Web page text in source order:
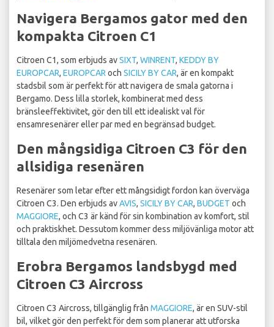
Navigera Bergamos gator med den
kompakta Citroen C1
Citroen C1, som erbjuds avSIXT, WINRENT, KEDDY BY
EUROPCAR, EUROPCAR och SICILY BY CAR, är en kompakt
stadsbil som är perfekt för att navigera de smala gatorna i
Bergamo. Dess lilla storlek, kombinerat med dess
bränsleeffektivitet, gör den till ett idealiskt val för
ensamresenärer eller par med en begränsad budget.
Den mångsidiga Citroen C3 för den
allsidiga resenären
Resenärer som letar efter ett mångsidigt fordon kan överväga
Citroen C3. Den erbjuds avAVIS, SICILY BY CAR, BUDGET och
MAGGIORE, och C3 är känd för sin kombination av komfort, stil
och praktiskhet. Dessutom kommer dess miljövänliga motor att
tilltala den miljömedvetna resenären.
Erobra Bergamos landsbygd med
Citroen C3 Aircross
Citroen C3 Aircross, tillgänglig från MAGGIORE, är en SUV-stil
bil, vilket gör den perfekt för dem som planerar att utforska